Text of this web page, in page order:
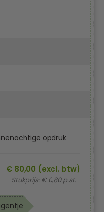
opdruk
€ 80,00 (excl. btw)
Stukprijs: € 0,80 p.st.